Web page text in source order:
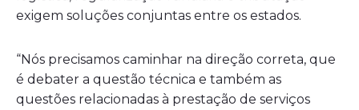
exigem soluções conjuntas entre os estados.
“Nós precisamos caminhar na direção correta, que
é debater a questão técnica e também as
questões relacionadas à prestação de serviços